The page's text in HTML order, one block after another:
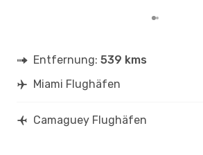
Entfernung: 539 kms
Miami Flughäfen
Camaguey Flughäfen